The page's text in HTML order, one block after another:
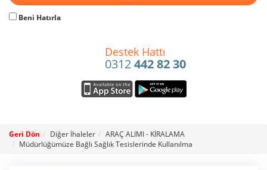
Beni Hatırla
Destek Hattı
0312442 82 30
Geri Dön Diğer İhaleler
ARAÇ ALIMI - KİRALAMA
Müdürlüğümüze Bağlı Sağlık Tesislerinde Kullanılma